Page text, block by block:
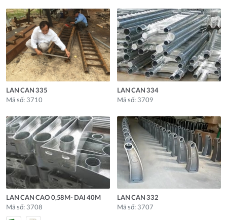
LAN CAN 335
Mã số: 3710
LAN CAN 334
Mã số: 3709
LAN CAN CAO 0,58M- DAI 40M
Mã số: 3708
LAN CAN 332
Mã số: 3707